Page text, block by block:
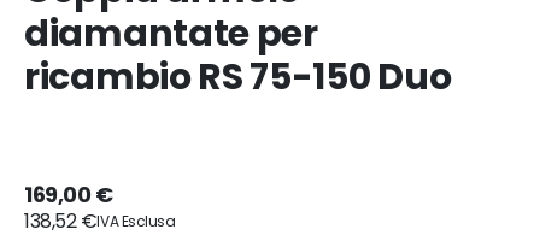
diamantate per
ricambio RS 75-150 Duo
169,00 €
138,52 €